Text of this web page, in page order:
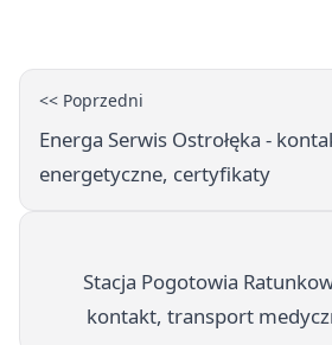
<< Poprzedni
Energa Serwis Ostrołęka -
energetyczne, certyfikaty
Stacja Pogotowia
kontakt, transport